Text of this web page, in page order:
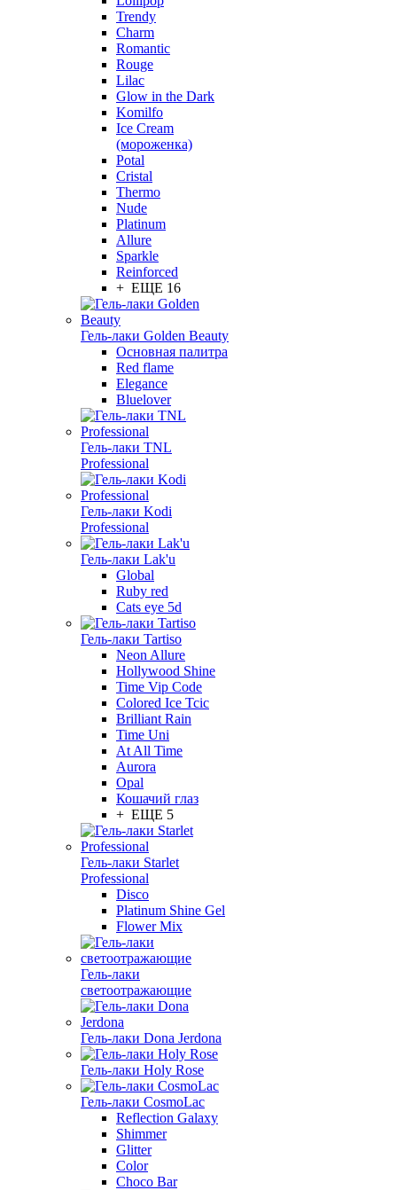
Trendy
Charm
Romantic
Rouge
Lilac
Glow in the Dark
Komilfo
Ice Cream
(мороженка)
Potal
Cristal
Thermo
Nude
Platinum
Allure
Sparkle
Reinforced
+ ЕЩЕ 16
Гель-лаки Golden Beauty
Основная палитра
Red flame
Elegance
Bluelover
Гель-лаки TNL
Professional
Гель-лаки Kodi
Professional
Гель-лаки Lak'u
Global
Ruby red
Cats eye 5d
Гель-лаки Tartiso
Neon Allure
Hollywood Shine
Time Vip Code
Colored Ice Tcic
Brilliant Rain
Time Uni
At All Time
Aurora
Opal
Кошачий глаз
+ ЕЩЕ 5
Гель-лаки Starlet
Professional
Disco
Platinum Shine Gel
Flower Mix
Гель-лаки
светоотражающие
Гель-лаки Dona Jerdona
Гель-лаки Holy Rose
Гель-лаки CosmoLac
Reflection Galaxy
Shimmer
Glitter
Color
Choco Bar